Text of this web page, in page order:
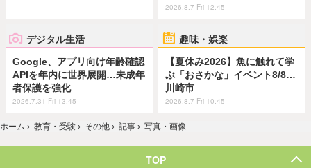
2026.8.7 Fri 12:45
デジタル生活
Google、アプリ向け年齢確認
APIを年内に世界展開…未成年
者保護を強化
2026.7.31 Fri 13:45
趣味・娯楽
【夏休み2026】魚に触れて学
ぶ「おさかな」イベント8/8…
川崎市
2026.8.7 Fri 10:45
ホーム › 教育・受験 › その他 › 記事 › 写真・画像
TOP